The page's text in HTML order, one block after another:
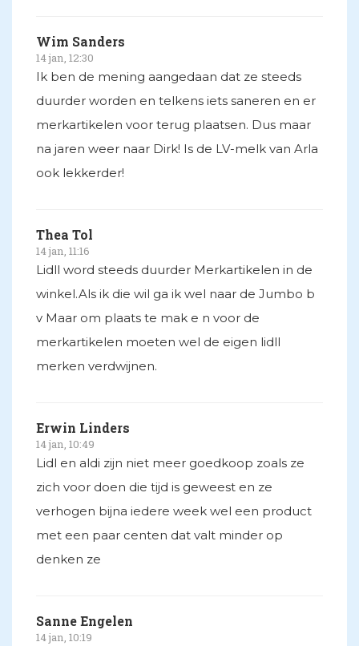
Wim Sanders
14 jan, 12:30
Ik ben de mening aangedaan dat ze steeds
duurder worden en telkens iets saneren en er
merkartikelen voor terug plaatsen. Dus maar
na jaren weer naar Dirk! Is de LV-melk van Arla
ook lekkerder!
Thea Tol
14 jan, 11:16
Lidll word steeds duurder Merkartikelen in de
winkel.Als ik die wil ga ik wel naar de Jumbo b
v Maar om plaats te mak e n voor de
merkartikelen moeten wel de eigen lidll
merken verdwijnen.
Erwin Linders
14 jan, 10:49
Lidl en aldi zijn niet meer goedkoop zoals ze
zich voor doen die tijd is geweest en ze
verhogen bijna iedere week wel een product
met een paar centen dat valt minder op
denken ze
Sanne Engelen
14 jan, 10:19